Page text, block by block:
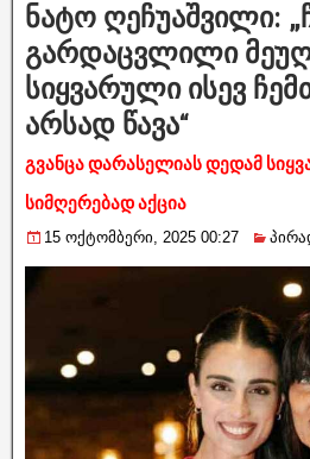
ნატო ღეჩუაშვილი:
გარდაცვლილი
სიყვარული ისევ
არსად წავა“
გვანცა დარასელიას დედამ
სიმღერებად აქცია
15 ოქტომბერი, 2025 00:27